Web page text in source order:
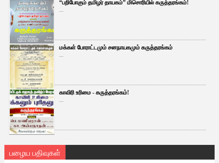
“பறிபோகும் தமிழர் தாயகம்” மிசொரியில் கருத்தரங்கம்!
...
மக்கள் போராட்டமும் சனநாயகமும் கருத்தரங்கம்
...
காவிரி உரிமை - கருத்தரங்கம்!
...
பழைய பதிவுகள்